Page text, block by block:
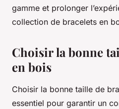
gamme et prolonger
collection de bracelets en
Choisir la bonne
en bois
Choisir la bonne taille de
essentiel pour garantir un